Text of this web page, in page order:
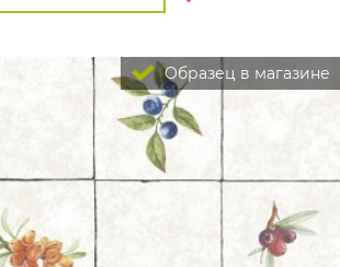
Образец в магазине